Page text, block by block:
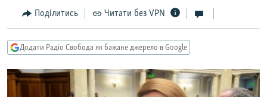
Перейти
до
пошуку
СУСПІЛЬСТВО
УКРАЇНА
ДОНБАС.РЕАЛІЇ
ТИ ЯК?
СХЕМИ
Поділитись Читати без VPN
Додати Радіо Свобода як бажане джерело в Google